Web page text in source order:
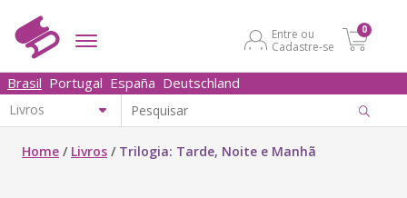
Entre ou
Cadastre-se
0
Brasil Portugal España Deutschland
Home / Livros / Trilogia: Tarde, Noite e Manhã